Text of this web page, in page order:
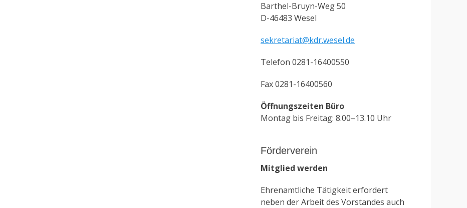
Barthel-Bruyn-Weg 50
D-46483 Wesel
sekretariat@kdr.wesel.de
Telefon 0281-16400550
Fax 0281-16400560
Öffnungszeiten Büro
Montag bis Freitag: 8.00–13.10 Uhr
Förderverein
Mitglied werden
Ehrenamtliche Tätigkeit erfordert
neben der Arbeit des Vorstandes auch